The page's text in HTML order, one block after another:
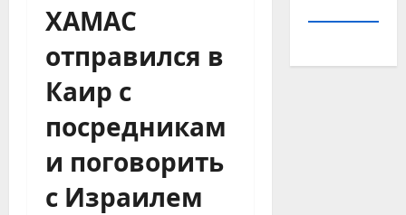
ХАМАС
отправился в
Каир с
посредникам
и поговорить
с Израилем